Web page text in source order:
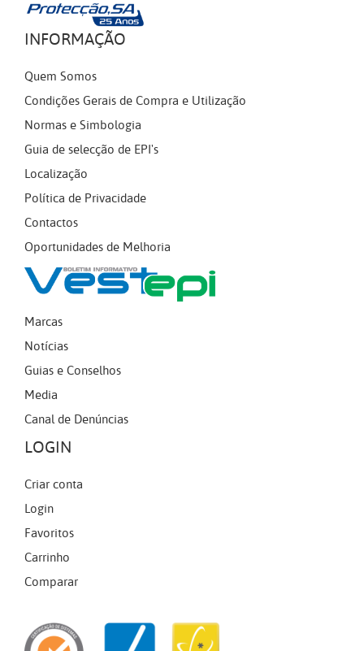
INFORMAÇÃO
Quem Somos
Condições Gerais de Compra e Utilização
Normas e Simbologia
Guia de selecção de EPI's
Localização
Política de Privacidade
Contactos
Oportunidades de Melhoria
Marcas
Notícias
Guias e Conselhos
Media
Canal de Denúncias
LOGIN
Criar conta
Login
Favoritos
Carrinho
Comparar